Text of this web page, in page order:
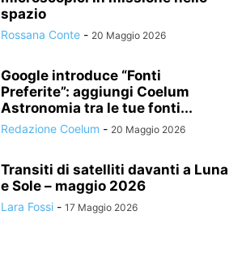
spazio
Rossana Conte - 20 Maggio 2026
Google introduce “Fonti
Preferite”: aggiungi Coelum
Astronomia tra le tue fonti...
Redazione Coelum - 20 Maggio 2026
Transiti di satelliti davanti a Luna
e Sole – maggio 2026
Lara Fossi - 17 Maggio 2026